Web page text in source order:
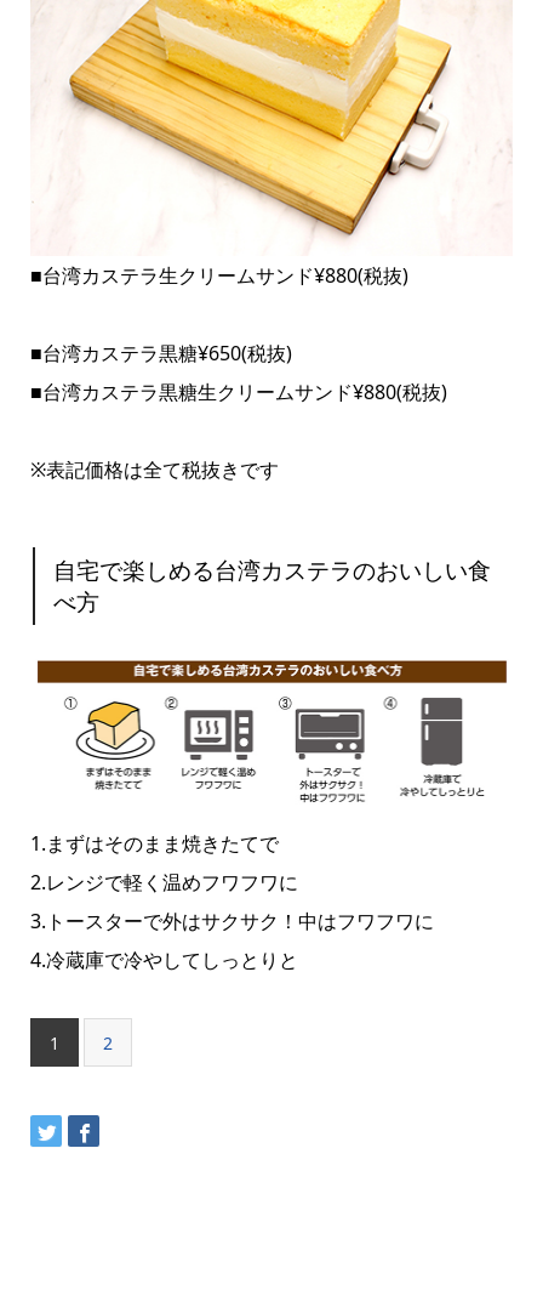
■台湾カステラ生クリームサンド¥880(税抜)
■台湾カステラ黒糖¥650(税抜)
■台湾カステラ黒糖生クリームサンド¥880(税抜)
※表記価格は全て税抜きです
自宅で楽しめる台湾カステラのおいしい食
べ方
1.まずはそのまま焼きたてで
2.レンジで軽く温めフワフワに
3.トースターで外はサクサク！中はフワフワに
4.冷蔵庫で冷やしてしっとりと
1 2